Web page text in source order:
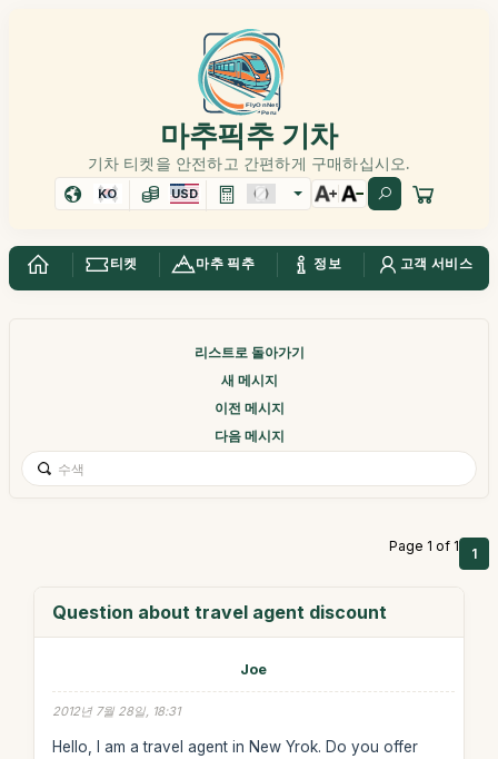
마추픽추 기차
기차 티켓을 안전하고 간편하게 구매하십시오.
KO USD
티켓 마추 픽추 정보 고객 서비스
리스트로 돌아가기
새 메시지
이전 메시지
다음 메시지
Page 1 of 1 1
Question about travel agent discount
Joe
2012년 7월 28일, 18:31
Hello, I am a travel agent in New Yrok. Do you offer